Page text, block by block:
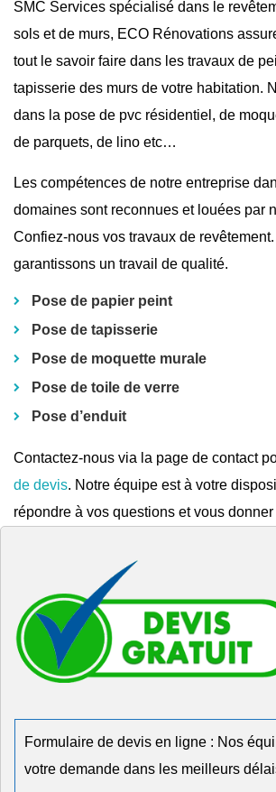
SMC Services spécialisé dans le
sols et de murs, ECO Rénovations
tout le savoir faire dans les travaux de
tapisserie des murs de votre habitation.
dans la pose de pvc résidentiel, de
de parquets, de lino etc…
Les compétences de notre entreprise
domaines sont reconnues et louées par
Confiez-nous vos travaux de
garantissons un travail de qualité.
Pose de papier peint
Pose de tapisserie
Pose de moquette murale
Pose de toile de verre
Pose d’enduit
Contactez-nous via la page de contact
de devis. Notre équipe est à votre
répondre à vos questions et vous
Formulaire de devis en ligne : Nos
votre demande dans les meilleurs